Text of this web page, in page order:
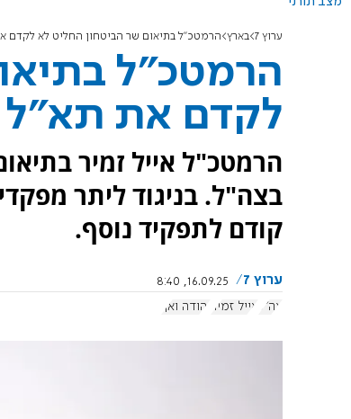
ערוץ 7 בארץ הרמטכ"ל בתיאום שר הביטחון החליט לא לקדם
הרמטכ"ל
לקדם את תא"ל
הרמטכ"ל אייל זמיר
בצה"ל. בניגוד ליתר
קודם לתפקיד נוסף.
ערוץ 7
16.09.25, 8:40
צה"ל
אייל זמיר יהודה ואך